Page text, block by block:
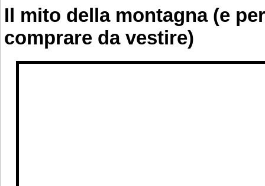
Il mito della montagna (e
comprare da vestire)